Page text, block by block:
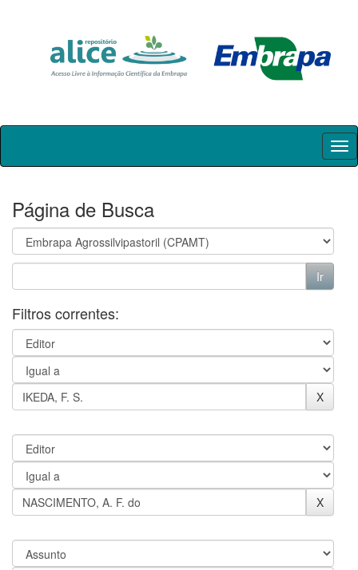
Skip
Página de Busca
Filtros correntes: